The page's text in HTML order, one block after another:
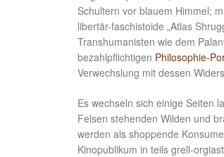
Schultern vor blauem Himmel;
libertär-faschistoide „Atlas
Transhumanisten wie dem
bezahlpflichtigen Philosophie-
Verwechslung mit dessen
Es wechseln sich einige Seiten
Felsen stehenden Wilden und
werden als shoppende
Kinopublikum in teils grell-